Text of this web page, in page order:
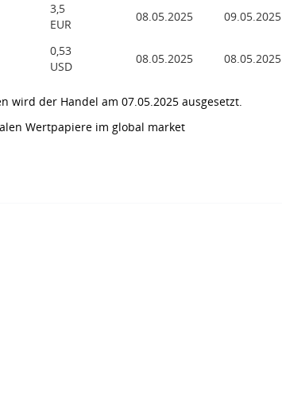
3,5
EUR
08.05.2025 09.05.2025
0,53
USD
08.05.2025 08.05.2025
wird der Handel am 07.05.2025 ausgesetzt.
Wertpapiere im global market